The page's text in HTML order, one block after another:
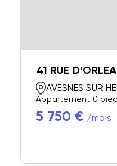
41 RUE
AVESNES SUR
Appartement 0
5 750 € /mois